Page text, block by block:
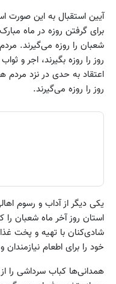
آیین استقبال به این صورت
برای گرفتن روزه در ماه
شعبان را روزه می‌گیرند.
روز را روزه بگیرند، اجر و
اعتقاد به حدی در نزد مردم
روز را روزه می‌گیرند.
یکی دیگر از آداب و رسوم
استان روز آخر ماه شعبان را
شادی‌کنان با تهیه و پخت
خود را برای اطعام
همدانی‌ها کباب سرداشی